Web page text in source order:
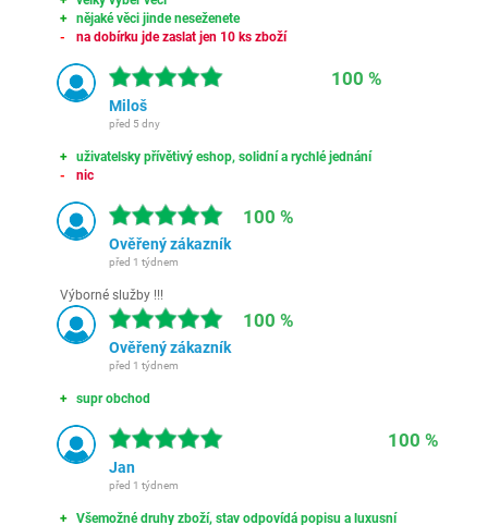
nějaké věci jinde neseženete
na dobírku jde zaslat jen 10 ks zboží
100 %
Miloš
před 5 dny
uživatelsky přívětivý eshop, solidní a rychlé jednání
nic
100 %
Ověřený zákazník
před 1 týdnem
Výborné služby !!!
100 %
Ověřený zákazník
před 1 týdnem
supr obchod
100 %
Jan
před 1 týdnem
Všemožné druhy zboží, stav odpovídá popisu a luxusní